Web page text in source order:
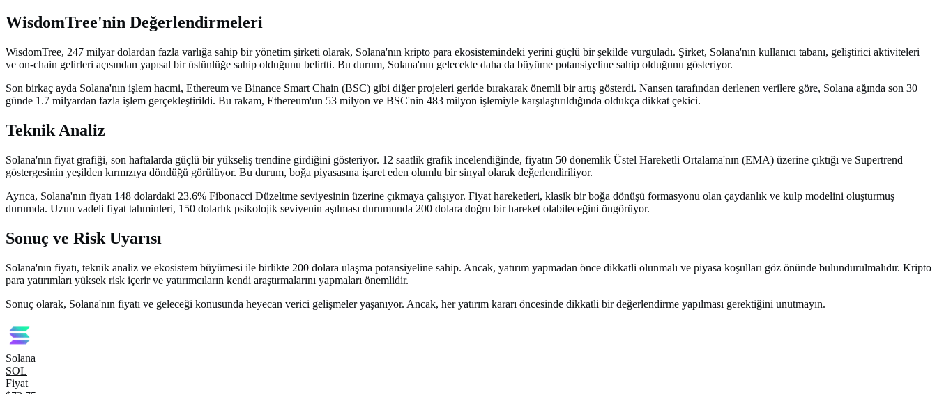
WisdomTree'nin Değerlendirmeleri
WisdomTree, 247 milyar dolardan fazla varlığa sahip bir yönetim şirketi olarak, Solana'nın kripto para ekosistemindeki yerini güçlü bir şekilde vurguladı. Şirket, Solana'nın kullanıcı tabanı, geliştirici aktiviteleri
ve on-chain gelirleri açısından yapısal bir üstünlüğe sahip olduğunu belirtti. Bu durum, Solana'nın gelecekte daha da büyüme potansiyeline sahip olduğunu gösteriyor.
Son birkaç ayda Solana'nın işlem hacmi, Ethereum ve Binance Smart Chain (BSC) gibi diğer projeleri geride bırakarak önemli bir artış gösterdi. Nansen tarafından derlenen verilere göre, Solana ağında son 30
günde 1.7 milyardan fazla işlem gerçekleştirildi. Bu rakam, Ethereum'un 53 milyon ve BSC'nin 483 milyon işlemiyle karşılaştırıldığında oldukça dikkat çekici.
Teknik Analiz
Solana'nın fiyat grafiği, son haftalarda güçlü bir yükseliş trendine girdiğini gösteriyor. 12 saatlik grafik incelendiğinde, fiyatın 50 dönemlik Üstel Hareketli Ortalama'nın (EMA) üzerine çıktığı ve Supertrend
göstergesinin yeşilden kırmızıya döndüğü görülüyor. Bu durum, boğa piyasasına işaret eden olumlu bir sinyal olarak değerlendiriliyor.
Ayrıca, Solana'nın fiyatı 148 dolardaki 23.6% Fibonacci Düzeltme seviyesinin üzerine çıkmaya çalışıyor. Fiyat hareketleri, klasik bir boğa dönüşü formasyonu olan çaydanlık ve kulp modelini oluşturmuş
durumda. Uzun vadeli fiyat tahminleri, 150 dolarlık psikolojik seviyenin aşılması durumunda 200 dolara doğru bir hareket olabileceğini öngörüyor.
Sonuç ve Risk Uyarısı
Solana'nın fiyatı, teknik analiz ve ekosistem büyümesi ile birlikte 200 dolara ulaşma potansiyeline sahip. Ancak, yatırım yapmadan önce dikkatli olunmalı ve piyasa koşulları göz önünde bulundurulmalıdır. Kripto
para yatırımları yüksek risk içerir ve yatırımcıların kendi araştırmalarını yapmaları önemlidir.
Sonuç olarak, Solana'nın fiyatı ve geleceği konusunda heyecan verici gelişmeler yaşanıyor. Ancak, her yatırım kararı öncesinde dikkatli bir değerlendirme yapılması gerektiğini unutmayın.
Solana
SOL
Fiyat